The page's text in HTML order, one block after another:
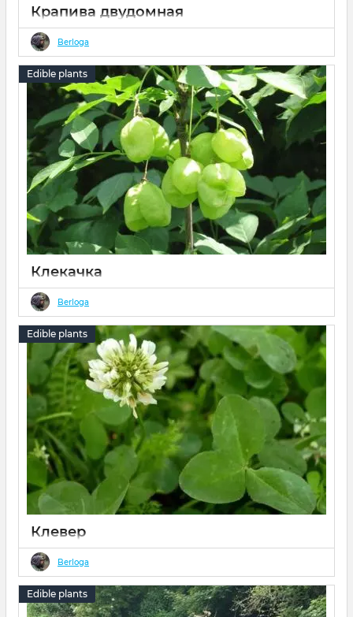
Крапива двудомная
13 02 2022
Berloga
Edible plants
Клекачка
13 02 2022
клокачка обыкновенная, стафилея пестрая, вздутый орех,
фисташковое дерево, орехоплодное дерево, виноградная
гроздь.
Berloga
Edible plants
Клевер
13 02 2022
Berloga
Edible plants